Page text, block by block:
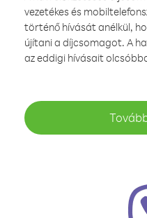
vezetékes és
történő hívását anélkül,
újítani a díjcsomagot. A
az eddigi hívásait